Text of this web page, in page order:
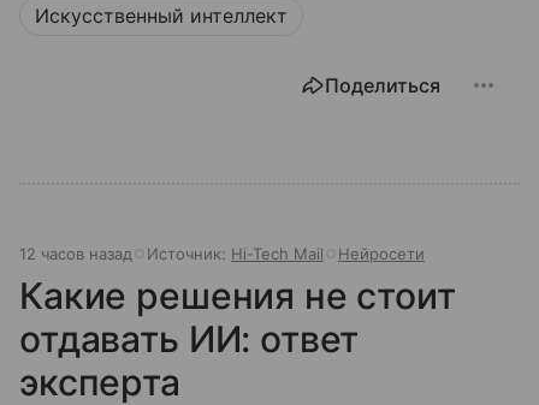
Искусственный интеллект
Поделиться
12 часов назад Источник: Hi-Tech Mail Нейросети
Какие решения не стоит
отдавать ИИ: ответ
эксперта